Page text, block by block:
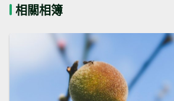
相關相簿